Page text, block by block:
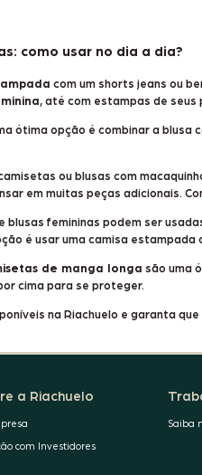
como usar no dia a dia?
com umshorts jeans ou
, até com estampas de
ótima opção é combinar a blusa
ou blusas com
em muitas peças adicionais.
blusas femininas podem ser
é usar umacamisa estampada
de manga longa são uma
cima para se proteger.
na Riachuelo e garanta
a Riachuelo
com Investidores
Saiba